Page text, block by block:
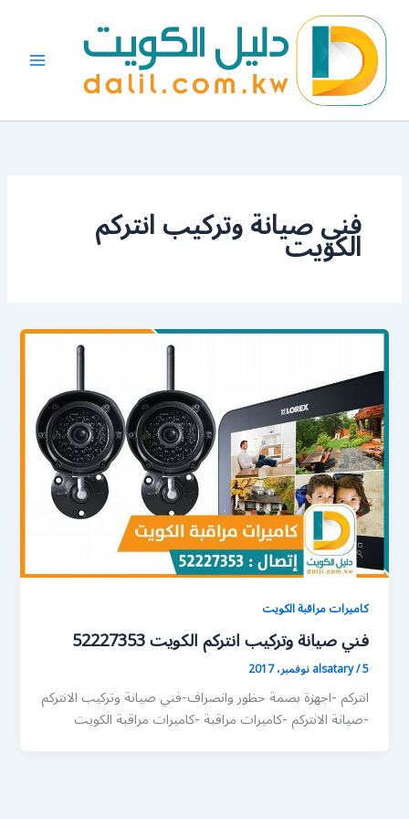
المحتوى
فني صيانة وتركيب انتركم
الكويت
كاميرات مراقبة الكويت
فني صيانة وتركيب انتركم الكويت 52227353
alsatary/5 نوفمبر، 2017
انتركم -اجهزة بصمة حظور وانصراف-فني صيانة وتركيب الانتركم
-صيانة الانتركم -كاميرات مراقبة -كاميرات مراقبة الكويت